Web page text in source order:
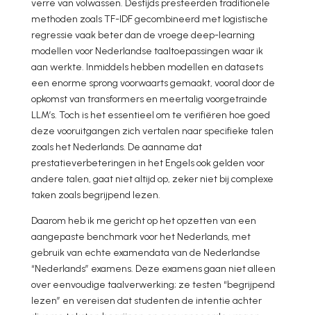
verre van volwassen. Destijds presteerden traditionele
methoden zoals TF-IDF gecombineerd met logistische
regressie vaak beter dan de vroege deep-learning
modellen voor Nederlandse taaltoepassingen waar ik
aan werkte. Inmiddels hebben modellen en datasets
een enorme sprong voorwaarts gemaakt, vooral door de
opkomst van transformers en meertalig voorgetrainde
LLM’s. Toch is het essentieel om te verifiëren hoe goed
deze vooruitgangen zich vertalen naar specifieke talen
zoals het Nederlands. De aanname dat
prestatieverbeteringen in het Engels ook gelden voor
andere talen, gaat niet altijd op, zeker niet bij complexe
taken zoals begrijpend lezen.
Daarom heb ik me gericht op het opzetten van een
aangepaste benchmark voor het Nederlands, met
gebruik van echte examendata van de Nederlandse
“Nederlands” examens. Deze examens gaan niet alleen
over eenvoudige taalverwerking; ze testen “begrijpend
lezen” en vereisen dat studenten de intentie achter